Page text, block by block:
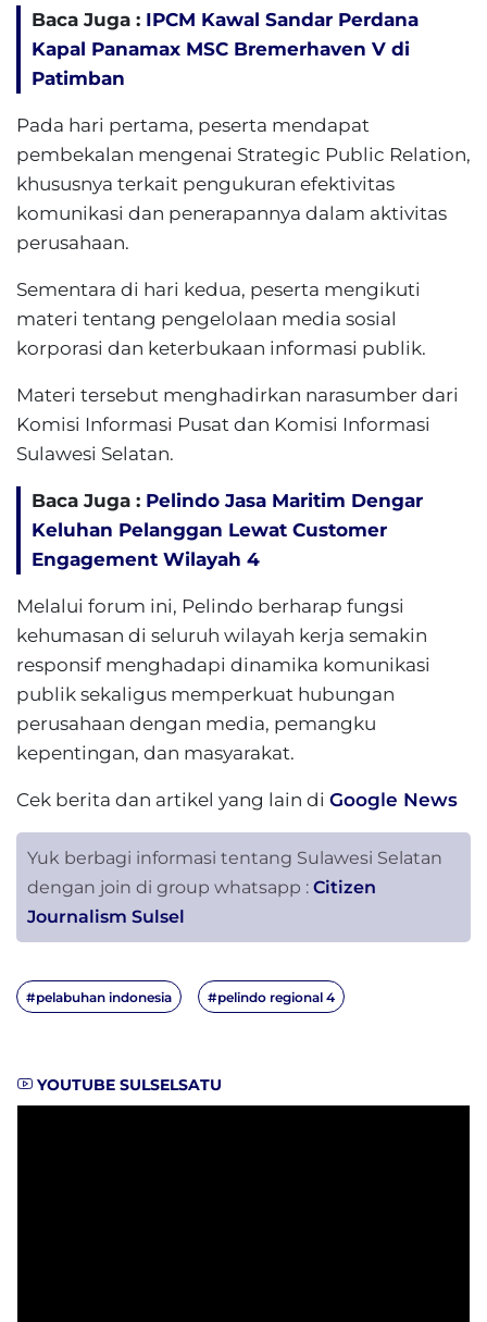
Baca Juga : IPCM Kawal Sandar Perdana
Kapal Panamax MSC Bremerhaven V di
Patimban
Pada hari pertama, peserta mendapat
pembekalan mengenai Strategic Public Relation,
khususnya terkait pengukuran efektivitas
komunikasi dan penerapannya dalam aktivitas
perusahaan.
Sementara di hari kedua, peserta mengikuti
materi tentang pengelolaan media sosial
korporasi dan keterbukaan informasi publik.
Materi tersebut menghadirkan narasumber dari
Komisi Informasi Pusat dan Komisi Informasi
Sulawesi Selatan.
Baca Juga : Pelindo Jasa Maritim Dengar
Keluhan Pelanggan Lewat Customer
Engagement Wilayah 4
Melalui forum ini, Pelindo berharap fungsi
kehumasan di seluruh wilayah kerja semakin
responsif menghadapi dinamika komunikasi
publik sekaligus memperkuat hubungan
perusahaan dengan media, pemangku
kepentingan, dan masyarakat.
Cek berita dan artikel yang lain di Google News
Yuk berbagi informasi tentang Sulawesi Selatan
dengan join di group whatsapp : Citizen
Journalism Sulsel
#pelabuhan indonesia #pelindo regional 4
YOUTUBE SULSELSATU